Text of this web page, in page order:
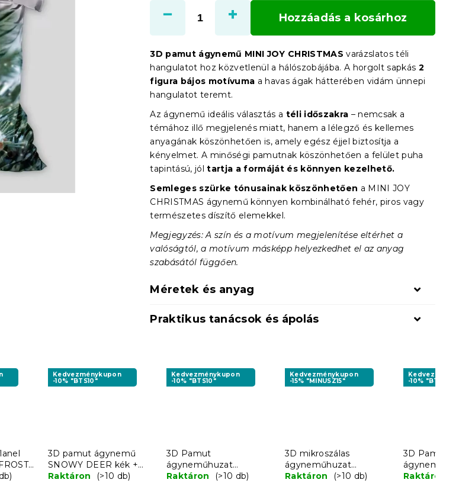
Hozzáadás a kosárhoz
3D pamut ágynemű MINI JOY CHRISTMAS varázslatos téli
hangulatot hoz közvetlenül a hálószobájába. A horgolt sapkás 2
figura bájos motívuma a havas ágak hátterében vidám ünnepi
hangulatot teremt.
Az ágynemű ideális választás a téli időszakra – nemcsak a
témához illő megjelenés miatt, hanem a lélegző és kellemes
anyagának köszönhetően is, amely egész éjjel biztosítja a
kényelmet. A minőségi pamutnak köszönhetően a felület puha
tapintású, jóltartja a formáját és könnyen kezelhető.
Semleges szürke tónusainak köszönhetően a MINI JOY
CHRISTMAS ágynemű könnyen kombinálható fehér, piros vagy
természetes díszítő elemekkel.
Megjegyzés: A szín és a motívum megjelenítése eltérhet a
valóságtól, a motívum másképp helyezkedhet el az anyag
szabásától függően.
Méretek és anyag
Praktikus tanácsok és ápolás
Kedvezménykupon
-10% "BTS10"
3D pamut ágynemű
SNOWY DEER kék +
párnahuzat 40x50 cm
Raktáron (>10 db)
Kedvezménykupon
-10% "BTS10"
3D Pamut
ágyneműhuzat
FROSTED DEER kék +
Raktáron (>10 db)
Kedvezménykupon
-15% "MINUSZ15"
3D mikroszálas
ágyneműhuzat
MEDVÉCSKE
Raktáron (>10 db)
-10% "BTS10"
3D Pamut
PAWS
Raktáron